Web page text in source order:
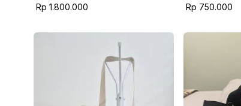
Rp 1.800.000 Rp 750.000